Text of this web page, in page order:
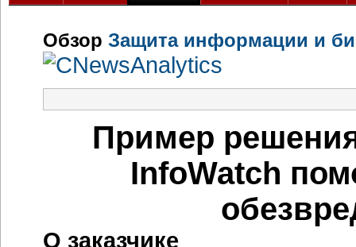
Обзор Защита информации и
Пример
InfoWatch
О заказчике